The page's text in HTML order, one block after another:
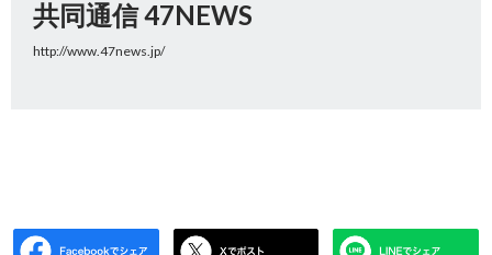
共同通信 47NEWS
http://www.47news.jp/